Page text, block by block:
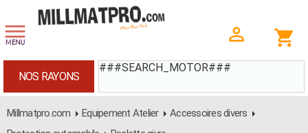
###SEARCH_MOTOR###
NOS RAYONS
Millmatpro.com Equipement Atelier
Accessoires divers